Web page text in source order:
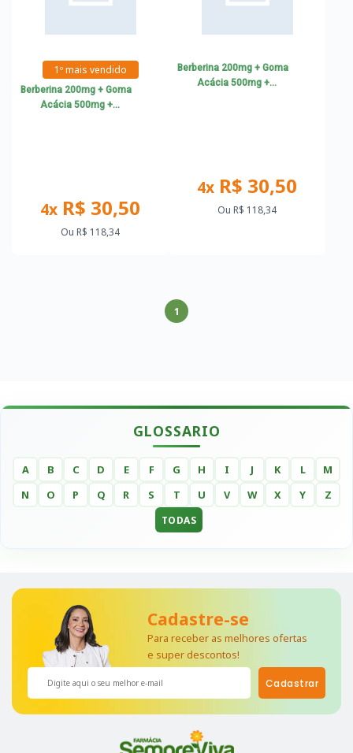
1º mais vendido
Berberina 200mg + Goma
Acácia 500mg +
4x R$ 30,50
Ou R$ 118,34
Berberina 200mg + Goma
Acácia 500mg +
4x R$ 30,50
Ou R$ 118,34
1
GLOSSARIO
A B C D E F G H I J K L
M
N
O P Q R S T U V W X Y Z
TODAS
Cadastre-se
Para receber as melhores ofertas
e super descontos!
Cadastrar